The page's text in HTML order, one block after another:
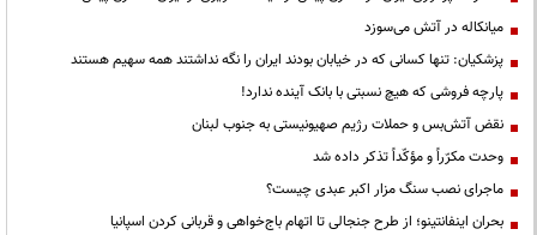
میانکاله در آتش می‌سوزد
پزشکیان: تنها کسانی که در خیابان بودند ایران را نگه نداشتند همه سهیم هستند
پارچه فروشی که هیچ نسبتی با بانک آینده ندارد!
نقض آتش‌بس و حملات رژیم صهیونیستی به جنوب لبنان
وحدت مکرّراً و مؤکّداً تذکر داده شد
ماجرای نصب سنگ مزار اکبر عبدی چیست؟
بحران اینفانتینو؛ از طرح جنجالی تا اتهام باج‌خواهی و قربانی کردن اسپانیا